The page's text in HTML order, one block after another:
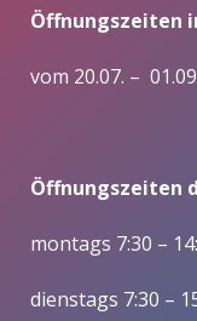
Öffnungszeiten
vom 20.07. –
Öffnungszeiten
montags 7:30 –
dienstags 7:30 –